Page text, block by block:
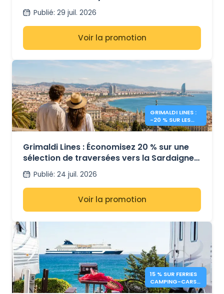
Sardaigne
Publié: 29 juil. 2026
Voir la promotion
GRIMALDI LINES :
-20 % SUR LES
FERRIES EN
Grimaldi Lines : Économisez 20 % sur une
sélection de traversées vers la Sardaigne,
la Sicile et l’Espagne
Publié: 24 juil. 2026
Voir la promotion
15 % SUR FERRIES
CAMPING-CARS
– GRIMALDI LINES